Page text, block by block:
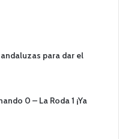
para dar el
0 – La Roda 1 ¡Ya